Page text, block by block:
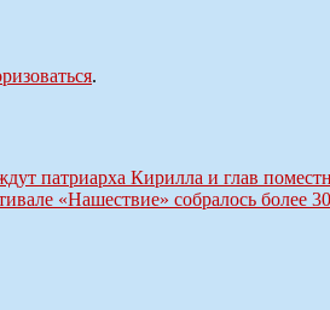
.
патриарха Кирилла и глав
«Нашествие» собралось более